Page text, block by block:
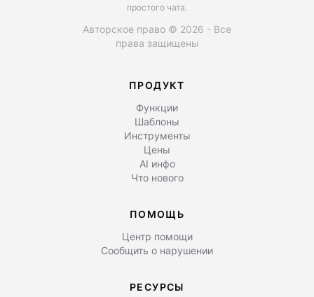
простого чата.
Авторское право © 2026 - Все
права защищены
ПРОДУКТ
Функции
Шаблоны
Инструменты
Цены
AI инфо
Что нового
ПОМОЩЬ
Центр помощи
Сообщить о нарушении
РЕСУРСЫ